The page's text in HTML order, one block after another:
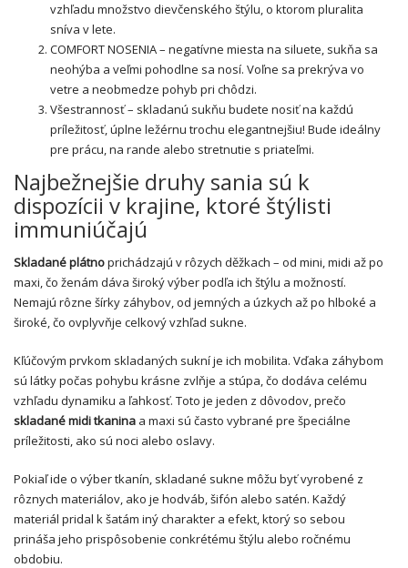
vzhľadu množstvo dievčenského štýlu, o ktorom pluralita
sníva v lete.
COMFORT NOSENIA – negatívne miesta na siluete, sukňa sa
neohýba a veľmi pohodlne sa nosí. Voľne sa prekrýva vo
vetre a neobmedze pohyb pri chôdzi.
Všestrannosť – skladanú sukňu budete nosiť na každú
príležitosť, úplne ležérnu trochu elegantnejšiu! Bude ideálny
pre prácu, na rande alebo stretnutie s priateľmi.
Najbežnejšie druhy sania sú k
dispozícii v krajine, ktoré štýlisti
immuniúčajú
Skladané plátnoprichádzajú v rôzych děžkach – od mini, midi až po
maxi, čo ženám dáva široký výber podľa ich štýlu a možností.
Nemajú rôzne šírky záhybov, od jemných a úzkych až po hlboké a
široké, čo ovplyvňje celkový vzhľad sukne.
Kľúčovým prvkom skladaných sukní je ich mobilita. Vďaka záhybom
sú látky počas pohybu krásne zvlňje a stúpa, čo dodáva celému
vzhľadu dynamiku a ľahkosť. Toto je jeden z dôvodov, prečo
skladané midi tkanina a maxi sú často vybrané pre špeciálne
príležitosti, ako sú noci alebo oslavy.
Pokiaľ ide o výber tkanín, skladané sukne môžu byť vyrobené z
rôznych materiálov, ako je hodváb, šifón alebo satén. Každý
materiál pridal k šatám iný charakter a efekt, ktorý so sebou
prináša jeho prispôsobenie conkrétému štýlu alebo ročnému
obdobiu.